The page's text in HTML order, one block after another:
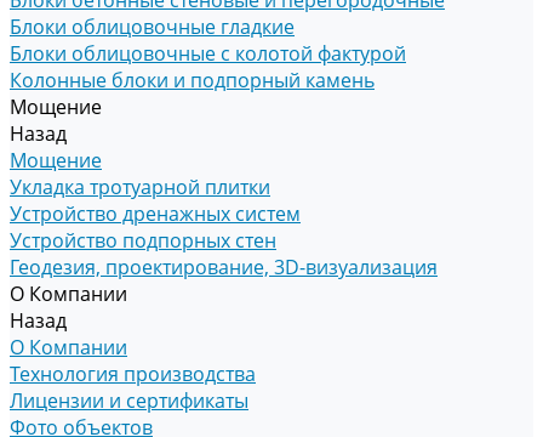
Блоки облицовочные гладкие
Блоки облицовочные с колотой фактурой
Колонные блоки и подпорный камень
Мощение
Назад
Мощение
Укладка тротуарной плитки
Устройство дренажных систем
Устройство подпорных стен
Геодезия, проектирование, 3D-визуализация
О Компании
Назад
О Компании
Технология производства
Лицензии и сертификаты
Фото объектов